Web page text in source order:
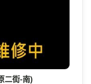
二街-南)